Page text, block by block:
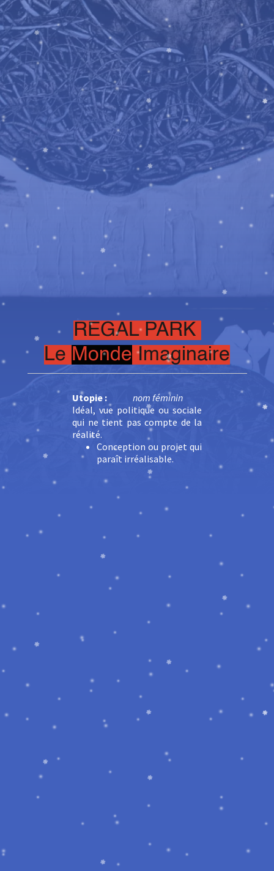
REGAL PARK
Le Monde Imaginaire
Utopie : nom féminin
Idéal, vue politique ou sociale
qui ne tient pas compte de la
réalité.
Conception ou projet qui
paraît irréalisable.